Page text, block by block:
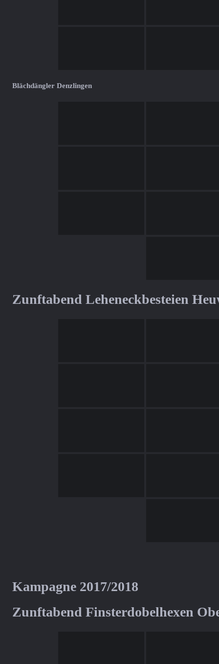
Blächdängler Denzlingen
Zunftabend Leheneckbesteien
Kampagne 2017/2018
Zunftabend Finsterdobelhexen